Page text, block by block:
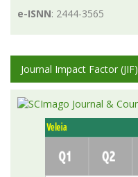
e-ISNN: 2444-3565
Journal Impact Factor (JIF)